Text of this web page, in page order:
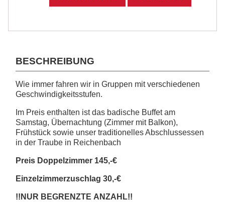
BESCHREIBUNG
Wie immer fahren wir in Gruppen mit verschiedenen
Geschwindigkeitsstufen.
Im Preis enthalten ist das badische Buffet am
Samstag, Übernachtung (Zimmer mit Balkon),
Frühstück sowie unser traditionelles Abschlussessen
in der Traube in Reichenbach
Preis Doppelzimmer 145,-€
Einzelzimmerzuschlag 30,-€
!!NUR BEGRENZTE ANZAHL!!